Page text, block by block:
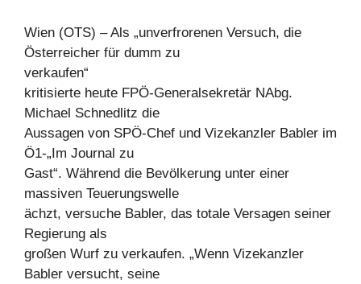
Wien (OTS) – Als „unverfrorenen Versuch, die
Österreicher für dumm zu
verkaufen“
kritisierte heute FPÖ-Generalsekretär NAbg.
Michael Schnedlitz die
Aussagen von SPÖ-Chef und Vizekanzler Babler im
Ö1-„Im Journal zu
Gast“. Während die Bevölkerung unter einer
massiven Teuerungswelle
ächzt, versuche Babler, das totale Versagen seiner
Regierung als
großen Wurf zu verkaufen. „Wenn Vizekanzler
Babler versucht, seine